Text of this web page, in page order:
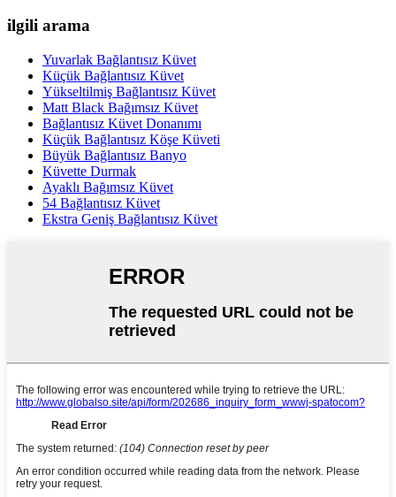
ilgili arama
Yuvarlak Bağlantısız Küvet
Küçük Bağlantısız Küvet
Yükseltilmiş Bağlantısız Küvet
Matt Black Bağımsız Küvet
Bağlantısız Küvet Donanımı
Küçük Bağlantısız Köşe Küveti
Büyük Bağlantısız Banyo
Küvette Durmak
Ayaklı Bağımsız Küvet
54 Bağlantısız Küvet
Ekstra Geniş Bağlantısız Küvet